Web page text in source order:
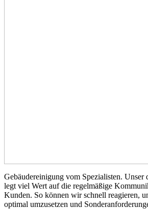
Gebäudereinigung vom Spezialisten.
legt viel Wert auf die regelmäßige
Kunden. So können wir schnell reagieren,
optimal umzusetzen und